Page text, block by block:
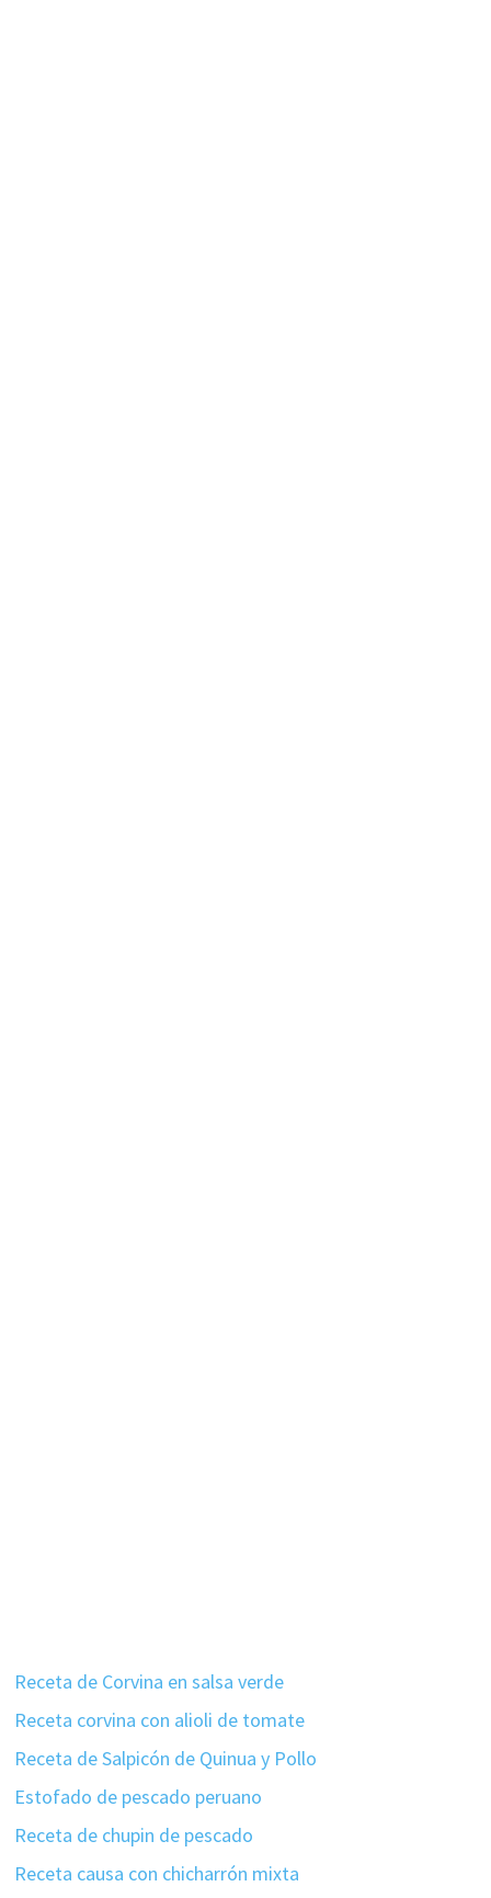
Receta de Corvina en salsa verde
Receta corvina con alioli de tomate
Receta de Salpicón de Quinua y Pollo
Estofado de pescado peruano
Receta de chupin de pescado
Receta causa con chicharrón mixta